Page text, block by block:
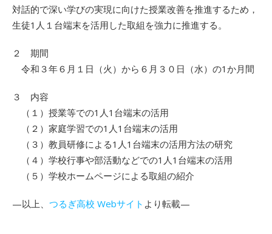
対話的で深い学びの実現に向けた授業改善を推進するため，
生徒1人１台端末を活用した取組を強力に推進する。
２ 期間
令和３年６月１日（火）から６月３０日（水）の1か月間
３ 内容
（１）授業等での1人1台端末の活用
（２）家庭学習での1人1台端末の活用
（３）教員研修による1人1台端末の活用方法の研究
（４）学校行事や部活動などでの1人1台端末の活用
（５）学校ホームページによる取組の紹介
—以上、 つるぎ高校 Webサイト より転載—